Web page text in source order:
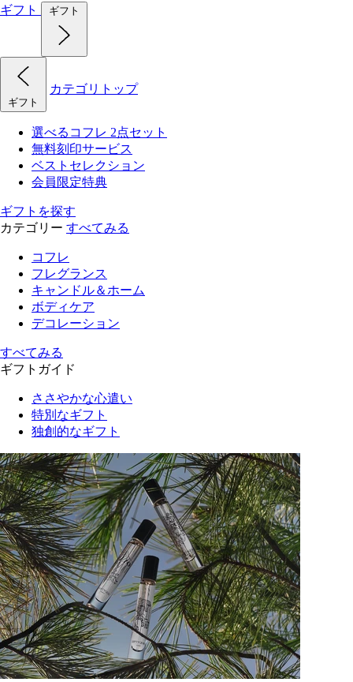
ギフト
ギフト
ギフト
カテゴリトップ
選べるコフレ 2点セット
無料刻印サービス
ベストセレクション
会員限定特典
ギフトを探す
カテゴリー すべてみる
コフレ
フレグランス
キャンドル＆ホーム
ボディケア
デコレーション
すべてみる
ギフトガイド
ささやかな心遣い
特別なギフト
独創的なギフト